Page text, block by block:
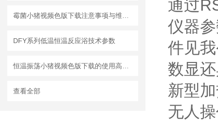
DFY系列低温恒温反应浴技术参数
查看全部
通过
仪器参
件见
数显
新型
无人